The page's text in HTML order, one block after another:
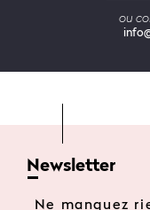
ou
Newsletter
Ne manquez